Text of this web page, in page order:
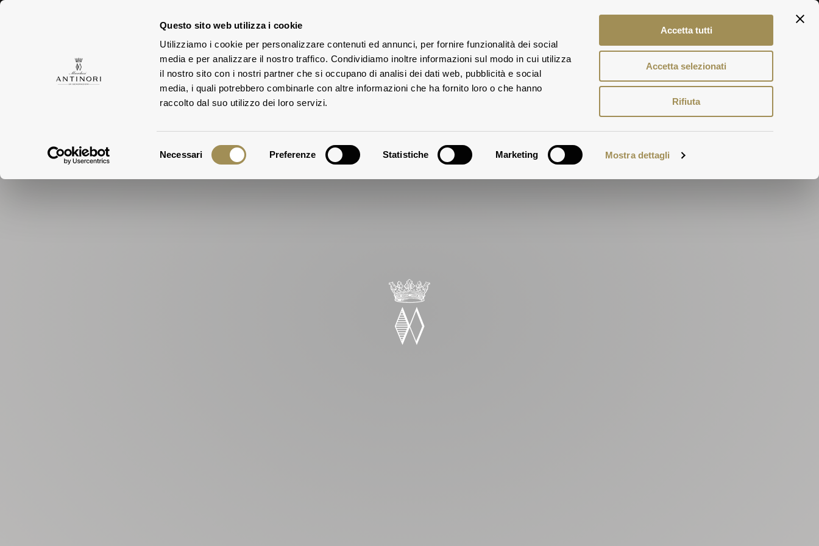
Questo sito web utilizza i cookie
Utilizziamo i cookie per personalizzare contenuti ed annunci, per fornire funzionalità dei social
media e per analizzare il nostro traffico. Condividiamo inoltre informazioni sul modo in cui utilizza
il nostro sito con i nostri partner che si occupano di analisi dei dati web, pubblicità e social
media, i quali potrebbero combinarle con altre informazioni che ha fornito loro o che hanno
raccolto dal suo utilizzo dei loro servizi.
Necessari Preferenze Statistiche Marketing Mostra dettagli
Accetta tutti
Accetta selezionati
Rifiuta